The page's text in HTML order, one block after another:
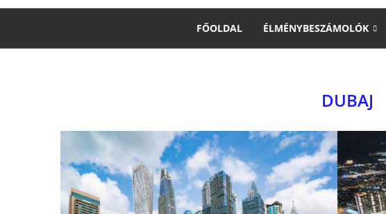
FŐOLDAL ÉLMÉNYBESZÁMOLÓK
DUBAJ